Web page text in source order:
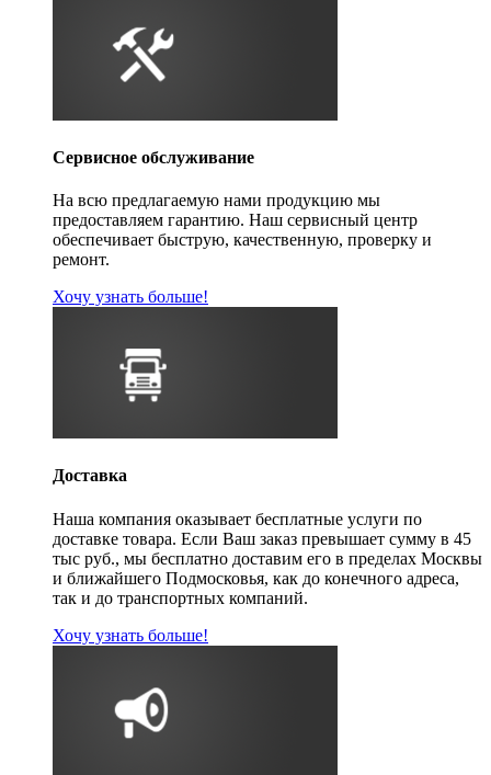
Сервисное обслуживание
На всю предлагаемую нами продукцию мы
предоставляем гарантию. Наш сервисный центр
обеспечивает быструю, качественную, проверку и
ремонт.
Хочу узнать больше!
Доставка
Наша компания оказывает бесплатные услуги по
доставке товара. Если Ваш заказ превышает сумму в 45
тыс руб., мы бесплатно доставим его в пределах Москвы
и ближайшего Подмосковья, как до конечного адреса,
так и до транспортных компаний.
Хочу узнать больше!